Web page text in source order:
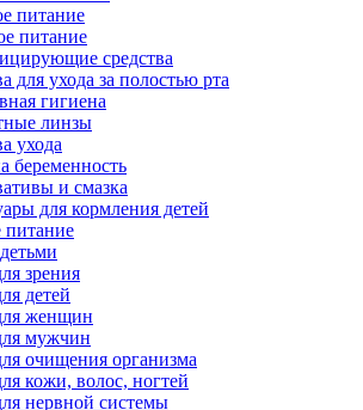
питание
питание
средства
для ухода за полостью рта
гигиена
линзы
ухода
беременность
и смазка
для кормления детей
питание
зрения
детей
женщин
мужчин
очищения организма
кожи, волос, ногтей
нервной системы